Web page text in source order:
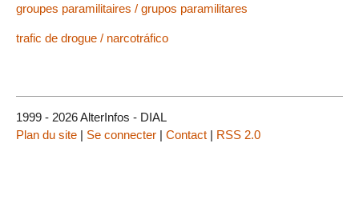
groupes paramilitaires / grupos paramilitares
trafic de drogue / narcotráfico
1999 - 2026 AlterInfos - DIAL
Plan du site | Se connecter | Contact | RSS 2.0